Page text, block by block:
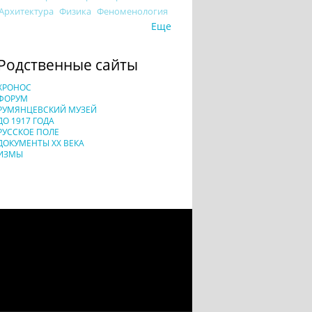
Физика Феноменология
Еще
сайты
МУЗЕЙ
1917 ГОДА
ПОЛЕ
XX ВЕКА